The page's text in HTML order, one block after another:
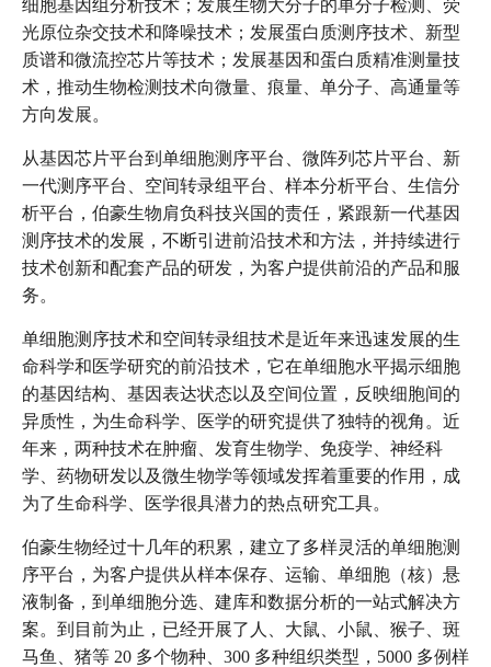
细胞基因组分析技术；发展生物大分子的单分子检测、荧
光原位杂交技术和降噪技术；发展蛋白质测序技术、新型
质谱和微流控芯片等技术；发展基因和蛋白质精准测量技
术，推动生物检测技术向微量、痕量、单分子、高通量等
方向发展。
从基因芯片平台到单细胞测序平台、微阵列芯片平台、新
一代测序平台、空间转录组平台、样本分析平台、生信分
析平台，伯豪生物肩负科技兴国的责任，紧跟新一代基因
测序技术的发展，不断引进前沿技术和方法，并持续进行
技术创新和配套产品的研发，为客户提供前沿的产品和服
务。
单细胞测序技术和空间转录组技术是近年来迅速发展的生
命科学和医学研究的前沿技术，它在单细胞水平揭示细胞
的基因结构、基因表达状态以及空间位置，反映细胞间的
异质性，为生命科学、医学的研究提供了独特的视角。近
年来，两种技术在肿瘤、发育生物学、免疫学、神经科
学、药物研发以及微生物学等领域发挥着重要的作用，成
为了生命科学、医学很具潜力的热点研究工具。
伯豪生物经过十几年的积累，建立了多样灵活的单细胞测
序平台，为客户提供从样本保存、运输、单细胞（核）悬
液制备，到单细胞分选、建库和数据分析的一站式解决方
案。到目前为止，已经开展了人、大鼠、小鼠、猴子、斑
马鱼、猪等 20 多个物种、300 多种组织类型，5000 多例样